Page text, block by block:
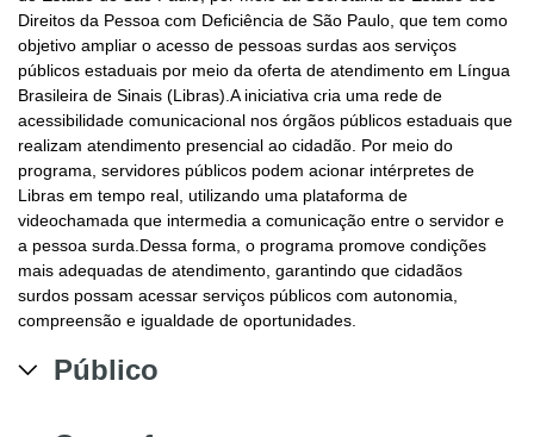
Direitos da Pessoa com Deficiência de São Paulo, que tem como
objetivo ampliar o acesso de pessoas surdas aos serviços
públicos estaduais por meio da oferta de atendimento em Língua
Brasileira de Sinais (Libras).A iniciativa cria uma rede de
acessibilidade comunicacional nos órgãos públicos estaduais que
realizam atendimento presencial ao cidadão. Por meio do
programa, servidores públicos podem acionar intérpretes de
Libras em tempo real, utilizando uma plataforma de
videochamada que intermedia a comunicação entre o servidor e
a pessoa surda.Dessa forma, o programa promove condições
mais adequadas de atendimento, garantindo que cidadãos
surdos possam acessar serviços públicos com autonomia,
compreensão e igualdade de oportunidades.
Público